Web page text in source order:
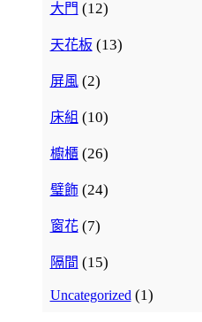
大門 (12)
天花板 (13)
屏風 (2)
床組 (10)
櫥櫃 (26)
璧飾 (24)
窗花 (7)
隔間 (15)
Uncategorized (1)